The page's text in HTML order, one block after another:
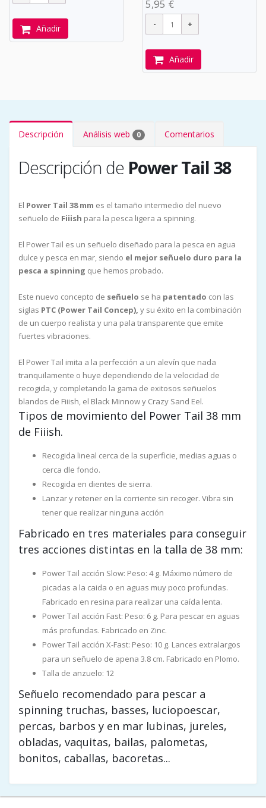
Añadir
5,95 €
Añadir
Descripción Análisis web 0 Comentarios
Descripción de Power Tail 38
El Power Tail 38 mm es el tamaño intermedio del nuevo
señuelo de Fiiish para la pesca ligera a spinning.
El Power Tail es un señuelo diseñado para la pesca en agua
dulce y pesca en mar, siendo el mejor señuelo duro para la
pesca a spinning que hemos probado.
Este nuevo concepto de señuelo se ha patentado con las
siglas PTC (Power Tail Concep), y su éxito en la combinación
de un cuerpo realista y una pala transparente que emite
fuertes vibraciones.
El Power Tail imita a la perfección a un alevín que nada
tranquilamente o huye dependiendo de la velocidad de
recogida, y completando la gama de exitosos señuelos
blandos de Fiiish, el Black Minnow y Crazy Sand Eel.
Tipos de movimiento del Power Tail 38 mm
de Fiiish.
Recogida lineal cerca de la superficie, medias aguas o
cerca dle fondo.
Recogida en dientes de sierra.
Lanzar y retener en la corriente sin recoger. Vibra sin
tener que realizar ninguna acción
Fabricado en tres materiales para conseguir
tres acciones distintas en la talla de 38 mm:
Power Tail acción Slow: Peso: 4 g. Máximo número de
picadas a la caida o en aguas muy poco profundas.
Fabricado en resina para realizar una caída lenta.
Power Tail acción Fast: Peso: 6 g. Para pescar en aguas
más profundas. Fabricado en Zinc.
Power Tail acción X-Fast: Peso: 10 g. Lances extralargos
para un señuelo de apena 3.8 cm. Fabricado en Plomo.
Talla de anzuelo: 12
Señuelo recomendado para pescar a
spinning truchas, basses, luciopoescar,
percas, barbos y en mar lubinas, jureles,
obladas, vaquitas, bailas, palometas,
bonitos, caballas, bacoretas...